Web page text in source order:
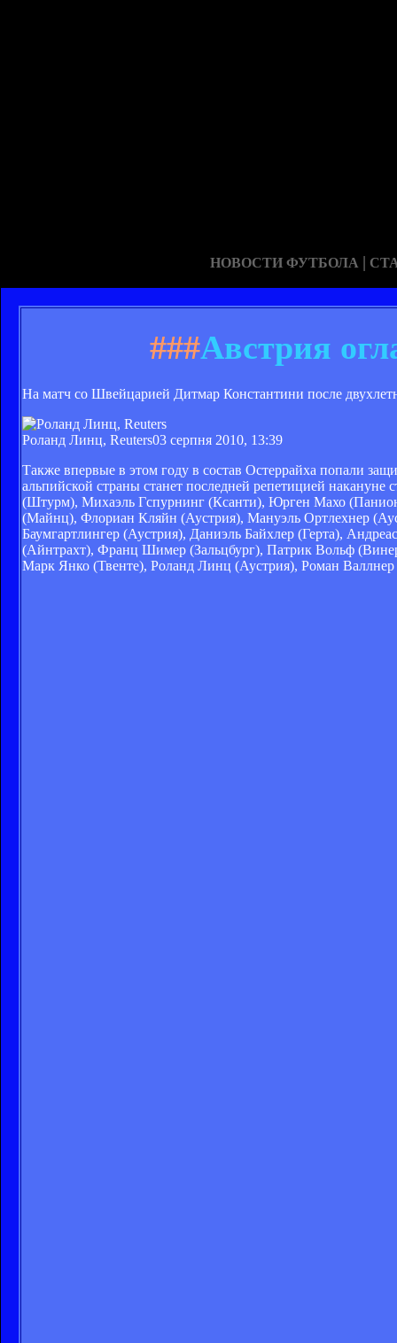
НОВОСТИ ФУТБОЛА |
###Австрия
На матч со Швейцарией Дитмар Константини после
Роланд Линц, Reuters03 серпня 2010, 13:39
Также впервые в этом году в состав Остеррайха попали
альпийской страны станет последней репетицией накануне
(Штурм), Михаэль Гспурнинг (Ксанти), Юрген Махо
(Майнц), Флориан Кляйн (Аустрия), Мануэль Ортлехнер
Баумгартлингер (Аустрия), Даниэль Байхлер (Герта),
(Айнтрахт), Франц Шимер (Зальцбург), Патрик Вольф
Марк Янко (Твенте), Роланд Линц (Аустрия), Роман Валлнер